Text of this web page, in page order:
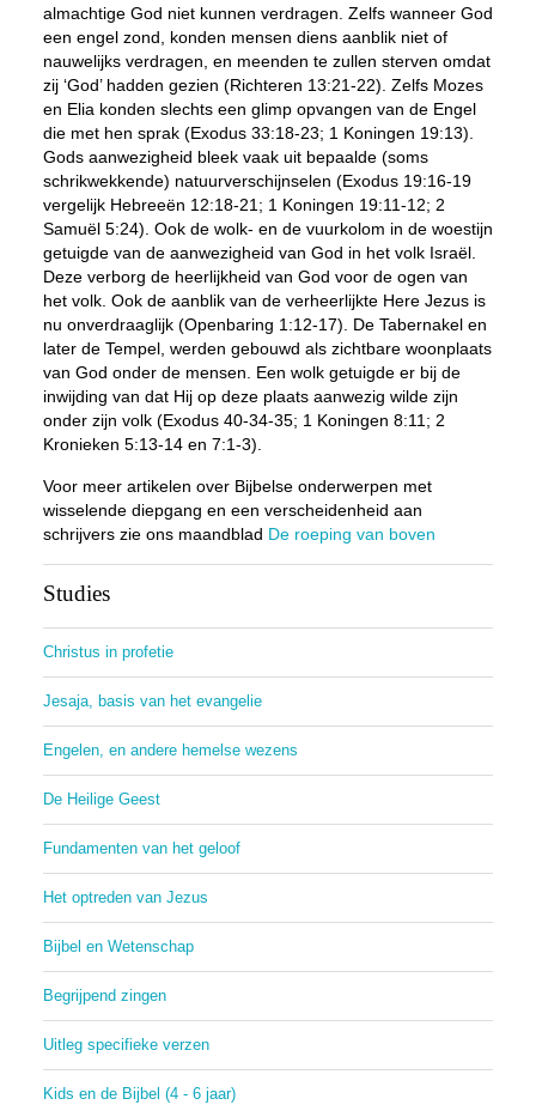
almachtige God niet kunnen verdragen. Zelfs wanneer God
een engel zond, konden mensen diens aanblik niet of
nauwelijks verdragen, en meenden te zullen sterven omdat
zij ‘God’ hadden gezien (Richteren 13:21-22). Zelfs Mozes
en Elia konden slechts een glimp opvangen van de Engel
die met hen sprak (Exodus 33:18-23; 1 Koningen 19:13).
Gods aanwezigheid bleek vaak uit bepaalde (soms
schrikwekkende) natuurverschijnselen (Exodus 19:16-19
vergelijk Hebreeën 12:18-21; 1 Koningen 19:11-12; 2
Samuël 5:24). Ook de wolk- en de vuurkolom in de woestijn
getuigde van de aanwezigheid van God in het volk Israël.
Deze verborg de heerlijkheid van God voor de ogen van
het volk. Ook de aanblik van de verheerlijkte Here Jezus is
nu onverdraaglijk (Openbaring 1:12-17). De Tabernakel en
later de Tempel, werden gebouwd als zichtbare woonplaats
van God onder de mensen. Een wolk getuigde er bij de
inwijding van dat Hij op deze plaats aanwezig wilde zijn
onder zijn volk (Exodus 40-34-35; 1 Koningen 8:11; 2
Kronieken 5:13-14 en 7:1-3).
Voor meer artikelen over Bijbelse onderwerpen met
wisselende diepgang en een verscheidenheid aan
schrijvers zie ons maandblad De roeping van boven
Studies
Christus in profetie
Jesaja, basis van het evangelie
Engelen, en andere hemelse wezens
De Heilige Geest
Fundamenten van het geloof
Het optreden van Jezus
Bijbel en Wetenschap
Begrijpend zingen
Uitleg specifieke verzen
Kids en de Bijbel (4 - 6 jaar)